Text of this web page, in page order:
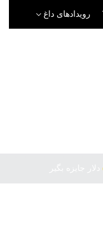
رویدادهای داغ